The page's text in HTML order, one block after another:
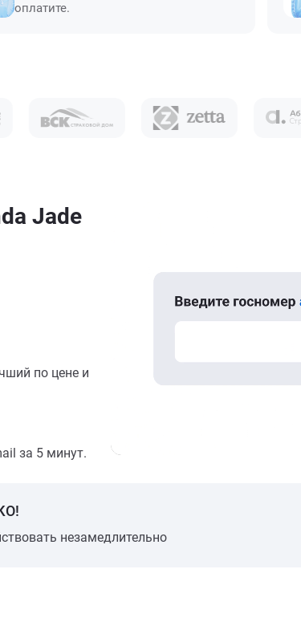
оплатите.
Jade
по цене и
за 5 минут.
незамедлительно